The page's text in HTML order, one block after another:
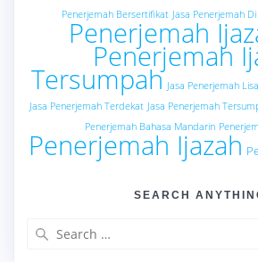
Penerjemah Bersertifikat Jasa Penerjemah
Penerjemah
Penerjemah
Tersumpah Jasa Penerjemah
Jasa Penerjemah Terdekat Jasa Penerjemah
Penerjemah Bahasa Mandarin
Penerjemah Ijazah
SEARCH